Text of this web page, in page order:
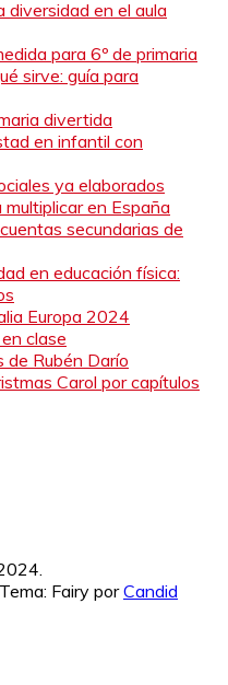
en el aula
para 6º de primaria
sirve: guía para
divertida
en infantil con
ya elaborados
en España
secundarias de
en educación física:
Europa 2024
clase
de Rubén Darío
Carol por capítulos
Tema: Fairy porCandid